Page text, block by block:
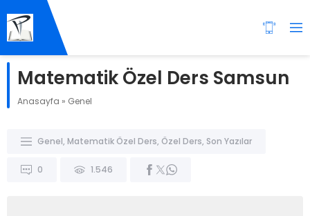
Matematik Özel Ders Samsun
Anasayfa » Genel
Genel, Matematik Özel Ders, Özel Ders, Son Yazılar
0 1.546